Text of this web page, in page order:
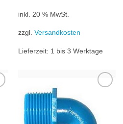
inkl. 20 % MwSt.
zzgl. Versandkosten
Lieferzeit: 1 bis 3 Werktage
Wunschliste
hinzufügen